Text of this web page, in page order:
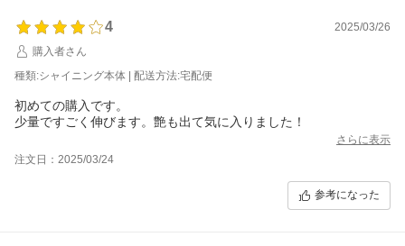
4
2025/03/26
購入者さん
種類:シャイニング本体 | 配送方法:宅配便
初めての購入です。
少量ですごく伸びます。艶も出て気に入りました！
さらに表示
注文日：2025/03/24
参考になった